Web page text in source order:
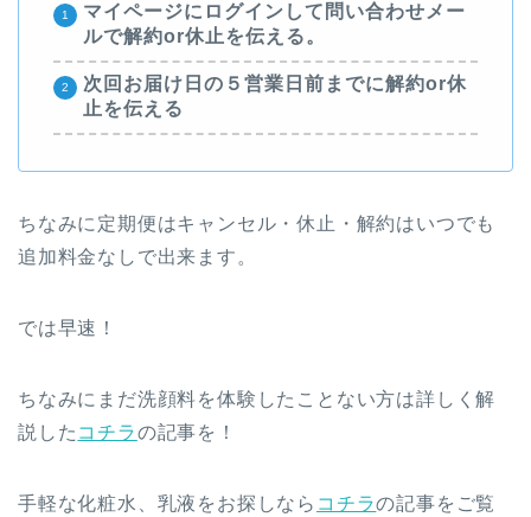
マイページにログインして問い合わせメー
ルで解約or休止を伝える。
次回お届け日の５営業日前までに解約or休
止を伝える
ちなみに定期便はキャンセル・休止・解約はいつでも
追加料金なしで出来ます。
では早速！
ちなみにまだ洗顔料を体験したことない方は詳しく解
説した コチラの記事を！
手軽な化粧水、乳液をお探しなら コチラの記事をご覧